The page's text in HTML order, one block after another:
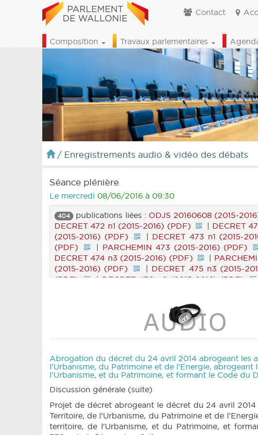
Contact
Composition Travaux parlementaires
/ Enregistrements audio & vidéo des débats
Séance plénière
Le mercredi 08/06/2016 à 09:30
404 publications liées : ODJS 20160608 (2015-
DECRET 472 n1 (2015-2016) (PDF)
| DECRET
(2015-2016) (PDF)
| DECRET 473 n1 (2015-
(PDF)
| PARCHEMIN 473 (2015-2016) (PDF)
DECRET 474 n3 (2015-2016) (PDF)
|
(2015-2016) (PDF)
| DECRET 475 n3 (2015-
(PDF)
|DECRET 476 n2 (2015-2016) (PDF)
PARCHEMIN 478 (2015-2016) (PDF)
DECRET 479 n3 (2015-2016) (PDF)
|
DECRET 307 n1 (2015-2016) (PDF)
DECRET 307 n4 (2015-2016) (PDF)
DECRET
(2015-2016) (PDF)
|DECRET 307 n8 (2015-
(PDF)
|DECRET 307 n11 (2015-2016) (PDF)
DECRET 307 n14 (2015-2016) (PDF)
n17 (2015-2016) (PDF)
2016) (PDF)
|DECRET 307 n21 (2015-2016)
|DECRET 307 n24 (2015-2016) (PDF) |
307 n27 (2015-2016) (PDF)
|DECRET 307
Abrogation du décret du 24 avril 2014 abrogeant les
l'Urbanisme, du Patrimoine et de l'Energie,
l'Urbanisme, et du Patrimoine, et formant le Code du
Discussion générale (suite)
Projet de décret abrogeant le décret du 24 avril
Territoire, de l'Urbanisme, du Patrimoine et de
territoire, de l'Urbanisme, et du Patrimoine, et